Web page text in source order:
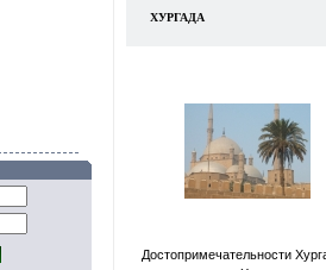
ХУРГАДА
Достопримечательности